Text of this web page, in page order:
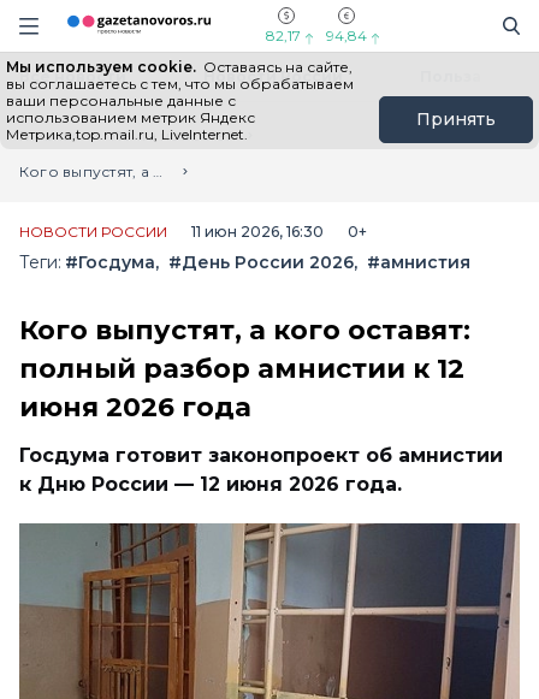
Информационный портал "ГазетаНоворос.ру"
Навигация сайта
82,17 94,84
Мы используем cookie. Оставаясь на сайте,
вы соглашаетесь с тем, что мы обрабатываем
ваши персональные данные с
использованием метрик Яндекс
Метрика,top.mail.ru, LiveInternet.
Принять
Все новости Новости России
Главная
Лента новостей
Кого выпустят, а кого оставят: полный разбор амнистии к 12 июня 2026 года
НОВОСТИ РОССИИ 11 июн 2026, 16:30 0+
Теги: #Госдума #День России 2026 #амнистия
Кого выпустят, а кого оставят:
полный разбор амнистии к 12
июня 2026 года
Госдума готовит законопроект об амнистии
к Дню России — 12 июня 2026 года.